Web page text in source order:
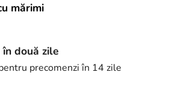
mărimi
două zile
precomenzi în 14 zile